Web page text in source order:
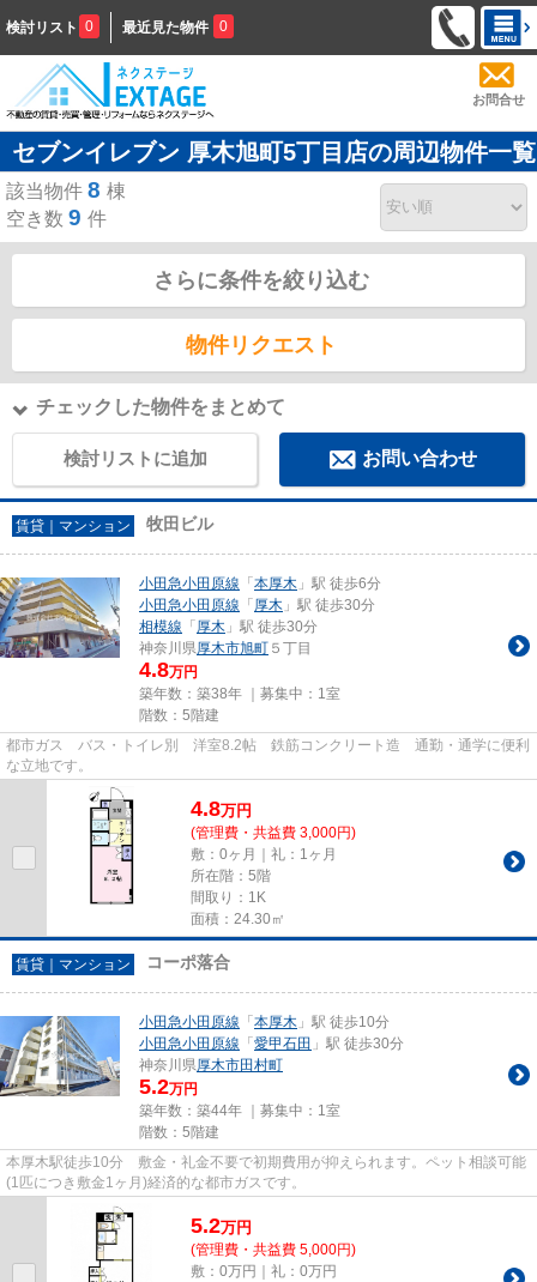
検討リスト 0 最近見た物件 0
お問合せ
セブンイレブン 厚木旭町5丁目店の周辺物件一覧
該当物件 8 棟
空き数 9 件
さらに条件を絞り込む
物件リクエスト
チェックした物件をまとめて
検討リストに追加 お問い合わせ
賃貸｜マンション 牧田ビル
小田急小田原線 「本厚木 」駅 徒歩6分
小田急小田原線 「厚木 」駅 徒歩30分
相模線 「厚木 」駅 徒歩30分
神奈川県厚木市旭町 ５丁目
4.8万円
築年数：築38年 ｜募集中： 1室
階数：5階建
都市ガス バス・トイレ別 洋室8.2帖 鉄筋コンクリート造 通勤・通学に便利
な立地です。
4.8万円
(管理費・共益費 3,000円)
敷：0ヶ月｜礼：1ヶ月
所在階：5階
間取り：1K
面積：24.30㎡
賃貸｜マンション コーポ落合
小田急小田原線 「本厚木 」駅 徒歩10分
小田急小田原線 「愛甲石田 」駅 徒歩30分
神奈川県厚木市田村町
5.2万円
築年数：築44年 ｜募集中： 1室
階数：5階建
本厚木駅徒歩10分 敷金・礼金不要で初期費用が抑えられます。ペット相談可能
(1匹につき敷金1ヶ月)経済的な都市ガスです。
5.2万円
(管理費・共益費 5,000円)
敷：0万円｜礼：0万円